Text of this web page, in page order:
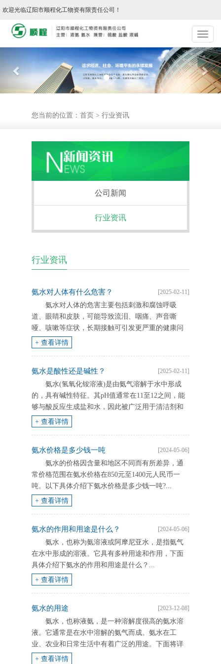
欢迎光临辽阳市顺程化工物资有限责任公司！
Previous
您当前的位置： 首页 > 行业资讯
公司新闻
行业资讯
行业资讯
氨水对人体有什么危害？ [2025-02-11]
氨水对人体的危害主要包括刺激和腐蚀呼吸
道、眼睛和皮肤，可能导致流泪、咽痛、声音嘶
哑、咳嗽等症状，长期接触可引发更严重的健康问
题，如肺水肿和成人呼吸窘迫综合症。下面具体介
绍下氨水对人体有什么危害?...
+ 查看详情
氨水是酸性还是碱性？ [2025-02-11]
氨水(氢氧化铵溶液)是由氨气溶解于水中形成
的，具有碱性特征。其pH值通常在11至12之间，能
够与酸反应生成盐和水，因此被广泛用于清洁剂和
化学合成中。氨水，这一看似普通的化合物，实则
蕴含着丰富的化学特性与应用价值。它不仅是实验
的重要原料。今天，我们就一同深入探索氨水的奥
秘，明确其碱性本质，并了解其在各个领域的广泛
应用。下面具体介绍下氨水是酸性还是碱性?...
+ 查看详情
氨水价格是多少钱一吨 [2024-05-06]
氨水的价格因含量和地区不同而有所差异，通
常价格范围在氨水价格在850元至1400元人民币一
吨。以下具体介绍下氨水价格是多少钱一吨?...
+ 查看详情
氨水的作用和用途是什么？ [2024-05-06]
氨水，也称为氨溶液或阿摩尼亚水，是指氨气
在水中形成的溶液。它具有多种用途和作用，下面
具体介绍下氨水的作用和用途是什么？...
+ 查看详情
氨水的用途 [2023-12-08]
氨水，也称液氨，是一种溶解度很高的氨水溶
液。它通常是在水中溶解的氨气而成。氨水在工
业、农业和日常生活中有着广泛的用途。下面将详
细介绍氨水的用途。...
+ 查看详情